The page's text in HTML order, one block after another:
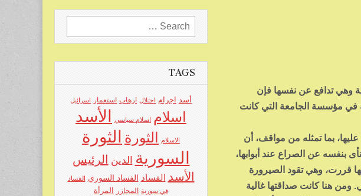
وهي تدافع عن نفسها فإن
في مؤسسة الجامعة التي كانت
بما تمثله من مواقف، أن
بنفسه عن الصراع عند أبوابها،
قررت، وهي تقود الصيرورة
ومن هنا كانت صداقتها غالية
Search
for:
TAGS
أسد اجرام احتلال ارهاب استعمار اسرائيل
اسلام اسلام سياسي الأسد
الاسلام الثورة الثورة
السورية
الدين
الرئيس
الأسد
الفساد الفساد السوري الفساد
في سورية
المجازر المرأة